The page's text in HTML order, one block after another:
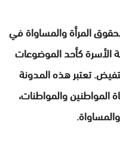
المرأة والمساواة في
الأسرة كأحد الموضوعات
تعتبر هذه المدونة
المواطنين والمواطنات،